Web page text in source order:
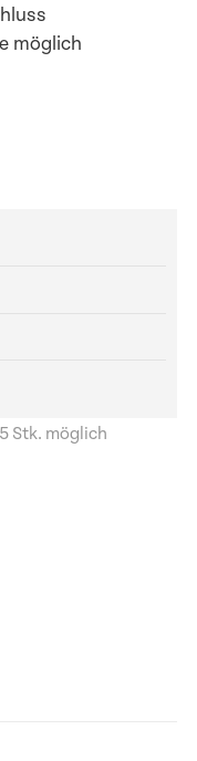
möglich
Stk. möglich